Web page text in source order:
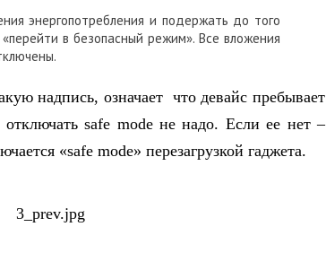
энергопотребления и подержать до того
в безопасный режим». Все вложения
надпись, означает что девайс пребывает
safe mode не надо. Если ее нет –
«safe mode» перезагрузкой гаджета.